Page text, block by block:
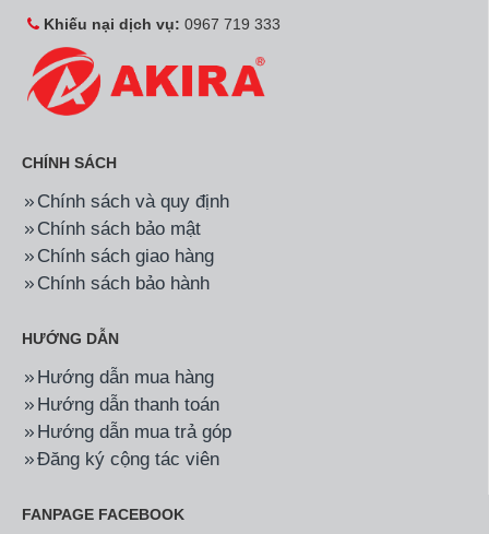
Khiếu nại dịch vụ: 0967 719 333
CHÍNH SÁCH
Chính sách và quy định
Chính sách bảo mật
Chính sách giao hàng
Chính sách bảo hành
HƯỚNG DẪN
Hướng dẫn mua hàng
Hướng dẫn thanh toán
Hướng dẫn mua trả góp
Đăng ký cộng tác viên
FANPAGE FACEBOOK